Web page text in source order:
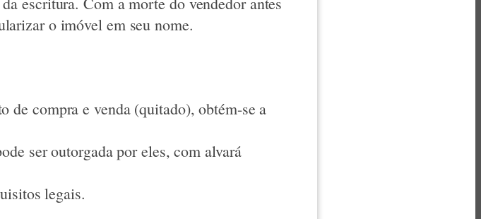
o imóvel em seu nome.
de compra e venda (quitado), obtém-se a
ser outorgada por eles, com alvará
legais.